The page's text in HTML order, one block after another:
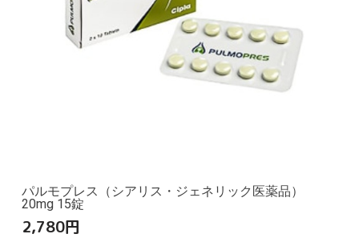
パルモプレス（シアリス・ジェネリック医薬品）
20mg 15錠
2,780円